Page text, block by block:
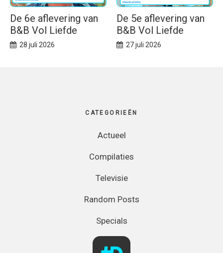
De 6e aflevering van
B&B Vol Liefde
28 juli 2026
De 5e aflevering van
B&B Vol Liefde
27 juli 2026
CATEGORIEËN
Actueel
Compilaties
Televisie
Random Posts
Specials